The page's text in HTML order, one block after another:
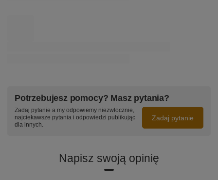
Zobacz wszystkie warianty lampy Orbit No.4
Zmień lampę według swoich potrzeb – zamów indywidualny projekt
Potrzebujesz pomocy? Masz pytania?
Zadaj pytanie a my odpowiemy niezwłocznie,
najciekawsze pytania i odpowiedzi publikując
dla innych.
Zadaj pytanie
Napisz swoją opinię